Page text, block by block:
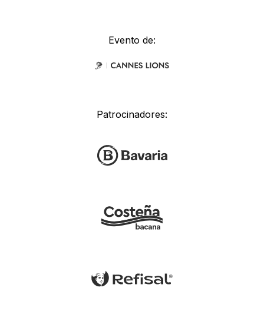
Evento de:
Patrocinadores: